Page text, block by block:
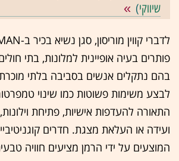
שיווקי)
פותרים בעיה אופיינית למלונות, בתי
בהם נתקלים אנשים בסביבה בלתי מוכרת
לבצע משימות פשוטות כמו שינוי
התאורה להעדפות אישיות, פתיחת
ועידה או העלאת מצגת. חדרים
המוצעים על ידי הרמן מציעים חוויה